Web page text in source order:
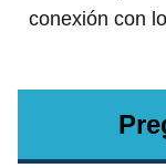
conexión con